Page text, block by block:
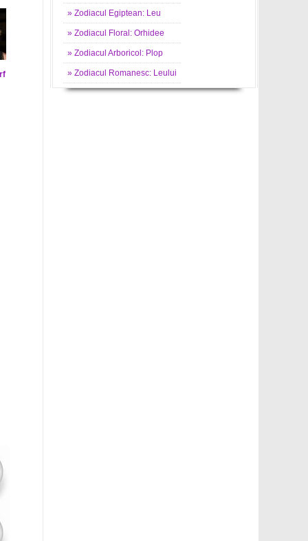
» Zodiacul Egiptean: Leu
» Zodiacul Floral: Orhidee
» Zodiacul Arboricol: Plop
» Zodiacul Romanesc: Leului